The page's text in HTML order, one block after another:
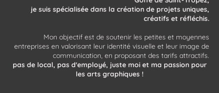
je suis spécialisée dans la création de projets uniques,
créatifs et réfléchis.
Mon objectif est de soutenir les petites et moyennes
entreprises en valorisant leur identité visuelle et leur image de
communication, en proposant des tarifs attractifs.
pas de local, pas d'employé, juste moi et ma passion pour
les arts graphiques !